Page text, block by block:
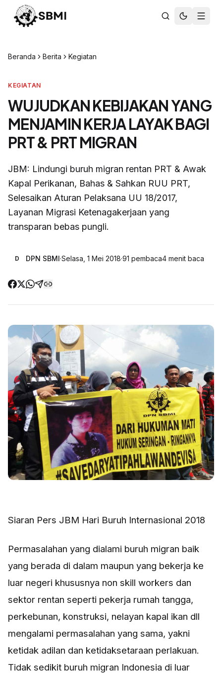
Beranda Berita Kegiatan
KEGIATAN
WUJUDKAN KEBIJAKAN YANG
MENJAMIN KERJA LAYAK BAGI
PRT & PRT MIGRAN
JBM: Lindungi buruh migran rentan PRT & Awak
Kapal Perikanan, Bahas & Sahkan RUU PRT,
Selesaikan Aturan Pelaksana UU 18/2017,
Layanan Migrasi Ketenagakerjaan yang
transparan bebas pungli.
D DPN SBMI·Selasa, 1 Mei 2018·91 pembaca4 menit baca
Siaran Pers JBM Hari Buruh Internasional 2018
Permasalahan yang dialami buruh migran baik
yang berada di dalam maupun yang bekerja ke
luar negeri khususnya non skill workers dan
sektor rentan seperti pekerja rumah tangga,
perkebunan, konstruksi, nelayan kapal ikan dll
mengalami permasalahan yang sama, yakni
ketidak adilan dan ketidaksetaraan perlakuan.
Tidak sedikit buruh migran Indonesia di luar